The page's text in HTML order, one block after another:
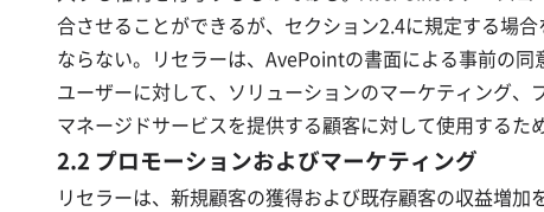
合させることができるが、セクション2.4に規定する場
ならない。リセラーは、AvePointの書面による事前の
ユーザーに対して、ソリューションのマーケティング
マネージドサービスを提供する顧客に対して使用する
2.2 プロモーションおよびマーケティング
リセラーは、新規顧客の獲得および既存顧客の収益増